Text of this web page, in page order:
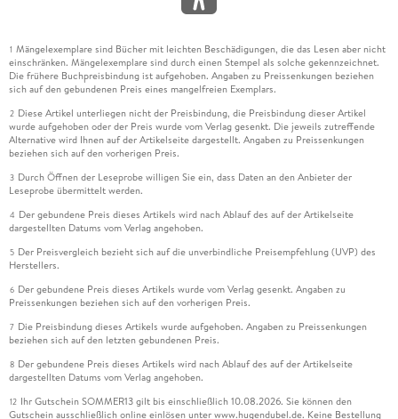
1 Mängelexemplare sind Bücher mit leichten Beschädigungen, die das Lesen aber nicht
einschränken. Mängelexemplare sind durch einen Stempel als solche gekennzeichnet.
Die frühere Buchpreisbindung ist aufgehoben. Angaben zu Preissenkungen beziehen
sich auf den gebundenen Preis eines mangelfreien Exemplars.
2 Diese Artikel unterliegen nicht der Preisbindung, die Preisbindung dieser Artikel
wurde aufgehoben oder der Preis wurde vom Verlag gesenkt. Die jeweils zutreffende
Alternative wird Ihnen auf der Artikelseite dargestellt. Angaben zu Preissenkungen
beziehen sich auf den vorherigen Preis.
3 Durch Öffnen der Leseprobe willigen Sie ein, dass Daten an den Anbieter der
Leseprobe übermittelt werden.
4 Der gebundene Preis dieses Artikels wird nach Ablauf des auf der Artikelseite
dargestellten Datums vom Verlag angehoben.
5 Der Preisvergleich bezieht sich auf die unverbindliche Preisempfehlung (UVP) des
Herstellers.
6 Der gebundene Preis dieses Artikels wurde vom Verlag gesenkt. Angaben zu
Preissenkungen beziehen sich auf den vorherigen Preis.
7 Die Preisbindung dieses Artikels wurde aufgehoben. Angaben zu Preissenkungen
beziehen sich auf den letzten gebundenen Preis.
8 Der gebundene Preis dieses Artikels wird nach Ablauf des auf der Artikelseite
dargestellten Datums vom Verlag angehoben.
12 Ihr Gutschein SOMMER13 gilt bis einschließlich 10.08.2026. Sie können den
Gutschein ausschließlich online einlösen unter www.hugendubel.de. Keine Bestellung